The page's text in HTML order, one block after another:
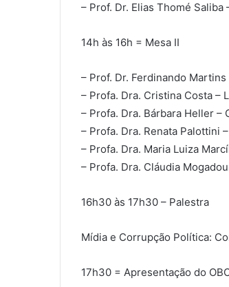
– Prof. Dr. Elias Thomé Saliba
14h às 16h = Mesa II
– Prof. Dr. Ferdinando
– Profa. Dra. Cristina Costa –
– Profa. Dra. Bárbara Heller –
– Profa. Dra. Renata Palottini
– Profa. Dra. Maria Luiza
– Profa. Dra. Cláudia
16h30 às 17h30 – Palestra
Mídia e Corrupção Política:
17h30 = Apresentação do